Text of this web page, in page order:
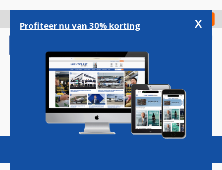
gaan
Check in
Magazine Podcasts Vacatures
Profiteer nu van 30% korting x